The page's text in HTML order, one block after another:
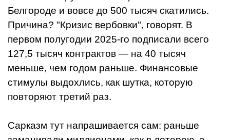
Белгороде и вовсе до 500 тысяч скатились.
Причина? "Кризис вербовки", говорят. В
первом полугодии 2025-го подписали всего
127,5 тысяч контрактов — на 40 тысяч
меньше, чем годом раньше. Финансовые
стимулы выдохлись, как шутка, которую
повторяют третий раз.
Сарказм тут напрашивается сам: раньше